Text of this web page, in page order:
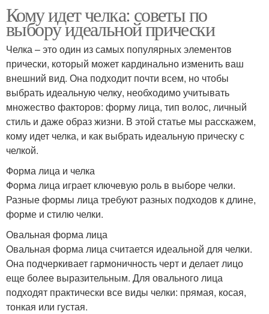
Кому идет челка: советы по
выбору идеальной прически
Челка – это один из самых популярных элементов
прически, который может кардинально изменить ваш
внешний вид. Она подходит почти всем, но чтобы
выбрать идеальную челку, необходимо учитывать
множество факторов: форму лица, тип волос, личный
стиль и даже образ жизни. В этой статье мы расскажем,
кому идет челка, и как выбрать идеальную прическу с
челкой.
Форма лица и челка
Форма лица играет ключевую роль в выборе челки.
Разные формы лица требуют разных подходов к длине,
форме и стилю челки.
Овальная форма лица
Овальная форма лица считается идеальной для челки.
Она подчеркивает гармоничность черт и делает лицо
еще более выразительным. Для овального лица
подходят практически все виды челки: прямая, косая,
тонкая или густая.